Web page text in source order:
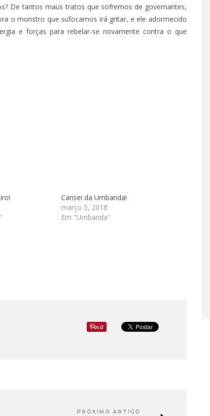
De tantos maus tratos que sofremos de governantes,
o monstro que sufocamos irá gritar, e ele adormecido
e forças para rebelar-se novamente contra o que
Cansei da Umbanda!
março 5, 2018
Em "Umbanda"
PRÓXIMO ARTIGO
TÁ PERDIDO? – EPISÓDIO 62